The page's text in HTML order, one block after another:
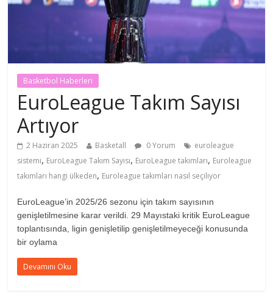
Basketbol Haberleri
EuroLeague Takım Sayısı
Artıyor
2 Haziran 2025 Basketall 0 Yorum
euroleague
sistemi, EuroLeague Takım Sayısı, EuroLeague takımları, Euroleague
takımları hangi ülkeden, Euroleague takımları nasıl seçiliyor
EuroLeague’in 2025/26 sezonu için takım sayısının
genişletilmesine karar verildi. 29 Mayıstaki kritik EuroLeague
toplantısında, ligin genişletilip genişletilmeyeceği konusunda
bir oylama
Devamını Oku